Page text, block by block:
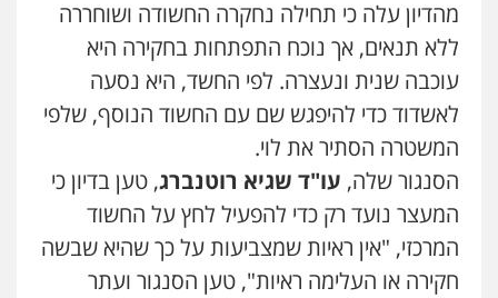
מהדיון עלה כי תחילה נחקרה החשודה ושוחררה
ללא תנאים, אך נוכח התפתחות בחקירה היא
עוכבה שנית ונעצרה. לפי החשד, היא נסעה
לאשדוד כדי להיפגש שם עם החשוד הנוסף, שלפי
המשטרה הסתיר את לוי.
הסנגור שלה, עו"ד שגיא רוטנברג, טען בדיון כי
המעצר נועד רק כדי להפעיל לחץ על החשוד
המרכזי, "אין ראיות שמצביעות על כך שהיא שבשה
חקירה או העלימה ראיות", טען הסנגור ועתר